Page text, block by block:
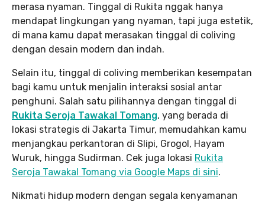
merasa nyaman. Tinggal di Rukita nggak hanya
mendapat lingkungan yang nyaman, tapi juga estetik,
di mana kamu dapat merasakan tinggal di coliving
dengan desain modern dan indah.
Selain itu, tinggal di coliving memberikan kesempatan
bagi kamu untuk menjalin interaksi sosial antar
penghuni. Salah satu pilihannya dengan tinggal di
Rukita Seroja Tawakal Tomang, yang berada di
lokasi strategis di Jakarta Timur, memudahkan kamu
menjangkau perkantoran di Slipi, Grogol, Hayam
Wuruk, hingga Sudirman. Cek juga lokasi Rukita
Seroja Tawakal Tomang via Google Maps di sini.
Nikmati hidup modern dengan segala kenyamanan